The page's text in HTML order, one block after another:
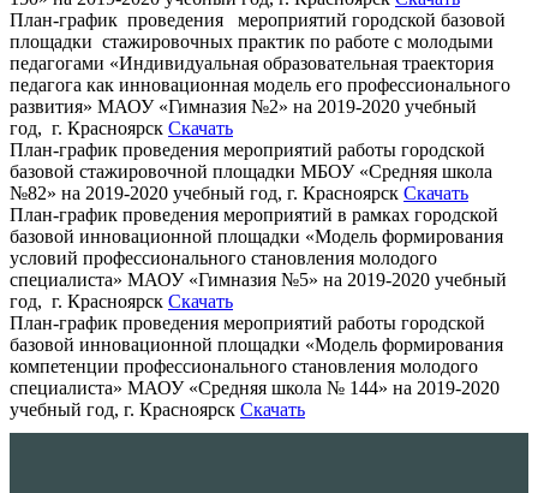
План-график проведения мероприятий городской базовой
площадки стажировочных практик по работе с молодыми
педагогами «Индивидуальная образовательная траектория
педагога как инновационная модель его профессионального
развития» МАОУ «Гимназия №2» на 2019-2020 учебный
год, г. Красноярск Скачать
План-график проведения мероприятий работы городской
базовой стажировочной площадки МБОУ «Средняя школа
№82» на 2019-2020 учебный год, г. Красноярск Скачать
План-график проведения мероприятий в рамках городской
базовой инновационной площадки «Модель формирования
условий профессионального становления молодого
специалиста» МАОУ «Гимназия №5» на 2019-2020 учебный
год, г. Красноярск Скачать
План-график проведения мероприятий работы городской
базовой инновационной площадки «Модель формирования
компетенции профессионального становления молодого
специалиста» МАОУ «Средняя школа № 144» на 2019-2020
учебный год, г. Красноярск Скачать